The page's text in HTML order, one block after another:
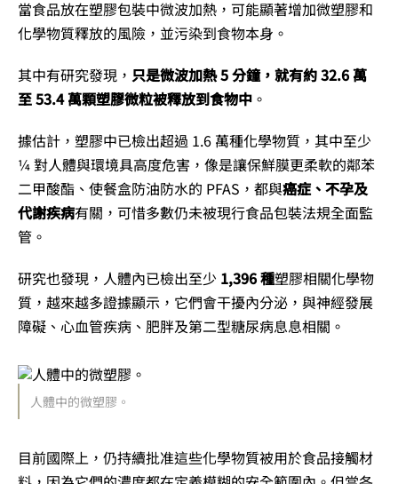
當食品放在塑膠包裝中微波加熱，可能顯著增加微塑膠和
化學物質釋放的風險，並污染到食物本身。
其中有研究發現， 只是微波加熱 5 分鐘，就有約 32.6 萬
至 53.4 萬顆塑膠微粒被釋放到食物中 。
據估計，塑膠中已檢出超過 1.6 萬種化學物質，其中至少
¼ 對人體與環境具高度危害，像是讓保鮮膜更柔軟的鄰苯
二甲酸酯、使餐盒防油防水的 PFAS，都與癌症、不孕及
代謝疾病有關，可惜多數仍未被現行食品包裝法規全面監
管。
研究也發現，人體內已檢出至少 1,396 種塑膠相關化學物
質，越來越多證據顯示，它們會干擾內分泌，與神經發展
障礙、心血管疾病、肥胖及第二型糖尿病息息相關。
人體中的微塑膠。
目前國際上，仍持續批准這些化學物質被用於食品接觸材